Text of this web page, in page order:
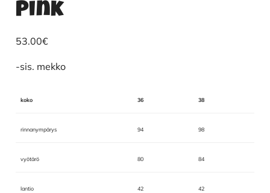
Pink
53.00€
-sis. mekko
koko 36 38
rinnanympärys 94 98
vyötärö 80 84
lantio 42 42